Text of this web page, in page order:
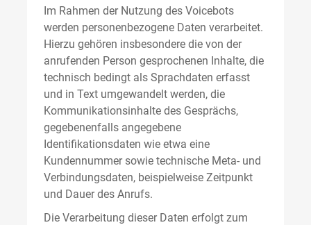
Im Rahmen der Nutzung des Voicebots
werden personenbezogene Daten verarbeitet.
Hierzu gehören insbesondere die von der
anrufenden Person gesprochenen Inhalte, die
technisch bedingt als Sprachdaten erfasst
und in Text umgewandelt werden, die
Kommunikationsinhalte des Gesprächs,
gegebenenfalls angegebene
Identifikationsdaten wie etwa eine
Kundennummer sowie technische Meta- und
Verbindungsdaten, beispielweise Zeitpunkt
und Dauer des Anrufs.
Die Verarbeitung dieser Daten erfolgt zum